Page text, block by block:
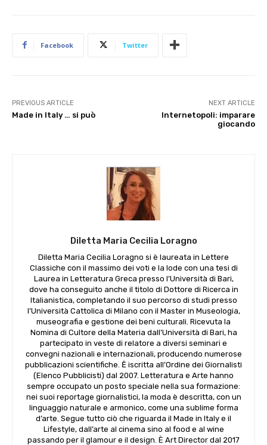
Facebook Twitter
PREVIOUS ARTICLE
Made in Italy … si può
NEXT ARTICLE
Internetopoli: imparare
giocando
Diletta Maria Cecilia Loragno
Diletta Maria Cecilia Loragno si è laureata in Lettere
Classiche con il massimo dei voti e la lode con una tesi di
Laurea in Letteratura Greca presso l’Università di Bari,
dove ha conseguito anche il titolo di Dottore di Ricerca in
Italianistica, completando il suo percorso di studi presso
l’Università Cattolica di Milano con il Master in Museologia,
museografia e gestione dei beni culturali. Ricevuta la
Nomina di Cultore della Materia dall’Università di Bari, ha
partecipato in veste di relatore a diversi seminari e
convegni nazionali e internazionali, producendo numerose
pubblicazioni scientifiche. Ė iscritta all’Ordine dei Giornalisti
(Elenco Pubblicisti) dal 2007. Letteratura e Arte hanno
sempre occupato un posto speciale nella sua formazione:
nei suoi reportage giornalistici, la moda è descritta, con un
linguaggio naturale e armonico, come una sublime forma
d’arte. Segue tutto ciò che riguarda il Made in Italy e il
Lifestyle, dall’arte al cinema sino al food e al wine
passando per il glamour e il design. È Art Director dal 2017